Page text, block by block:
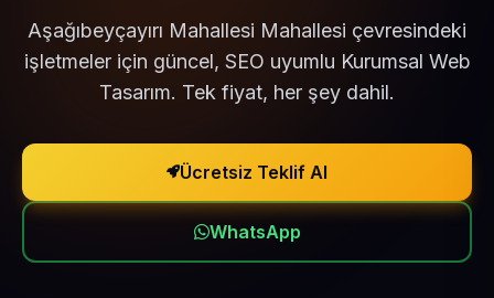
Aşağıbeyçayırı Mahallesi Mahallesi çevresindeki
işletmeler için güncel, SEO uyumlu Kurumsal Web
Tasarım. Tek fiyat, her şey dahil.
Ücretsiz Teklif Al
WhatsApp